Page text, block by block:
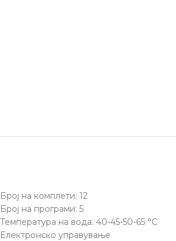
Број на комплети: 12
Број на програми: 5
Температура на вода: 40-45-50-65 °C
Eлектронскo управување